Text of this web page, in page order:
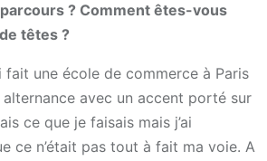
? Comment êtes-vous
têtes ?
fait une école de commerce à Paris
avec un accent porté sur
ce que je faisais mais j’ai
ce n’était pas tout à fait ma voie. A